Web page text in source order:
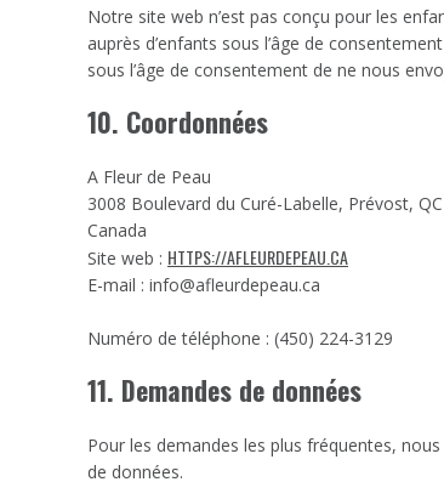
Notre site web n’est pas conçu pour les
auprès d’enfants sous l’âge de
sous l’âge de consentement de ne nous
10. Coordonnées
A Fleur de Peau
3008 Boulevard du Curé-Labelle, Prévost, QC
Canada
Site web : HTTPS://AFLEURDEPEAU.CA
E-mail : info@afleurdepeau.ca
Numéro de téléphone : (450) 224-3129
11. Demandes de données
Pour les demandes les plus fréquentes,
de données.